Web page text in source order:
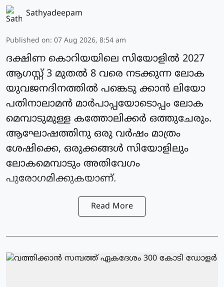
Sathyadeepam
Published on: 07 Aug 2026, 8:54 am
ദക്ഷിണ കൊറിയയിലെ സിയോളില്‍ 2027
ആഗസ്റ്റ് 3 മുതല്‍ 8 വരെ നടക്കുന്ന ലോക
യുവജനദിനത്തില്‍ പങ്കെടു ക്കാന്‍ ലിയോ
പതിനാലാമന്‍ മാര്‍പാപ്പയോടൊപ്പം ലോക
മെമ്പാടുമുള്ള കത്തോലിക്കര്‍ ഒത്തുചേരും.
ആഘോഷത്തിനു ഒരു വര്‍ഷം മാത്രം
ശേഷിക്കെ, ഒരുക്കങ്ങള്‍ സിയോളിലും
ലോകമെമ്പാടും അതിവേഗം
പുരോഗമിക്കുകയാണ്.
Read More